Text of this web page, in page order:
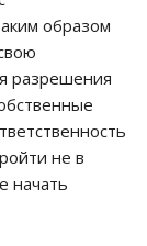
образом
разрешения
не в
начать